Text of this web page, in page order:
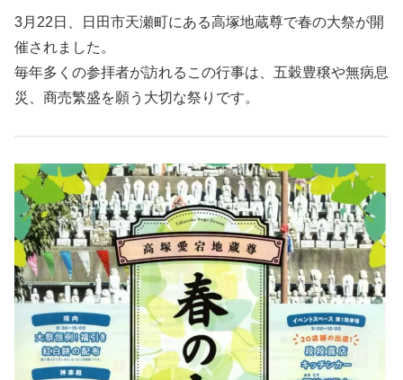
3月22日、日田市天瀬町にある高塚地蔵尊で春の大祭が開
催されました。
毎年多くの参拝者が訪れるこの行事は、五穀豊穣や無病息
災、商売繁盛を願う大切な祭りです。